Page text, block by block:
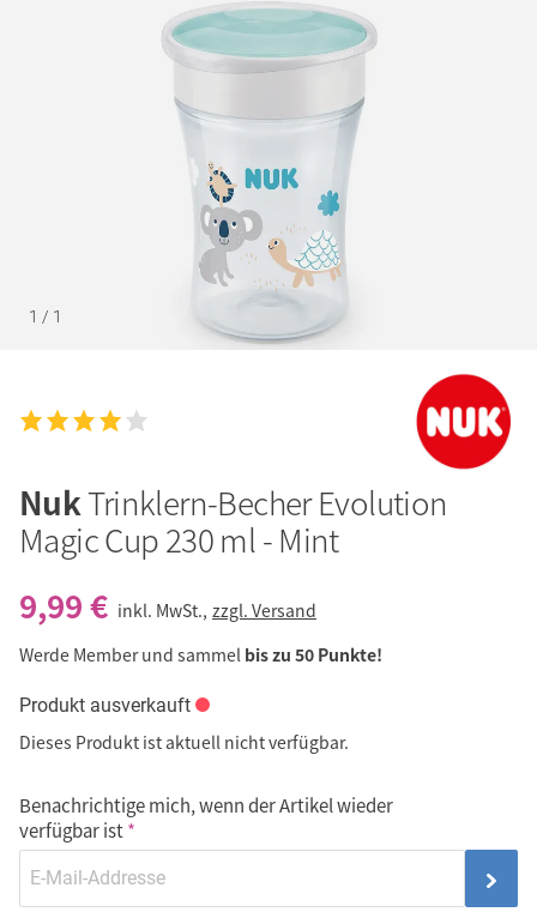
1 / 1
NukTrinklern-Becher Evolution
Magic Cup 230 ml - Mint
9,99 € inkl. MwSt., zzgl. Versand
Werde Member und sammel bis zu 50 Punkte!
Produkt ausverkauft
Dieses Produkt ist aktuell nicht verfügbar.
Benachrichtige mich, wenn der Artikel wieder
verfügbar ist